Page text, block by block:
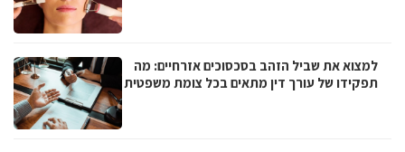
למצוא את שביל הזהב בסכסוכים אזרחיים: מה
תפקידו של עורך דין מתאים בכל צומת משפטית